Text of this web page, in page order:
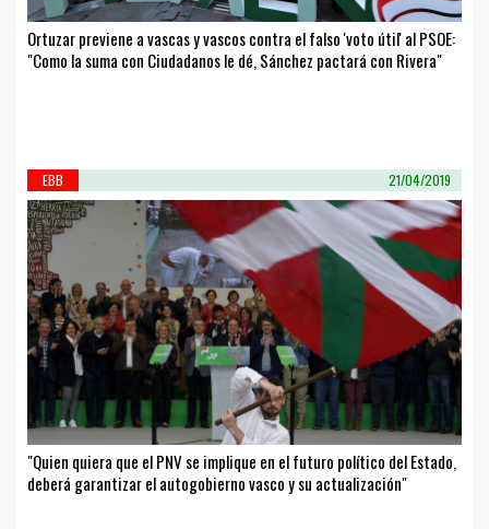
Ortuzar previene a vascas y vascos contra el falso 'voto útil' al PSOE:
"Como la suma con Ciudadanos le dé, Sánchez pactará con Rivera"
EBB 21/04/2019
"Quien quiera que el PNV se implique en el futuro político del Estado,
deberá garantizar el autogobierno vasco y su actualización"